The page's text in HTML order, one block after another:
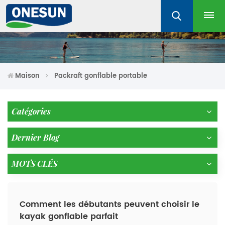
Maison Packraft gonflable portable
Catégories
Dernier Blog
MOTS CLÉS
Comment les débutants peuvent choisir le
kayak gonflable parfait